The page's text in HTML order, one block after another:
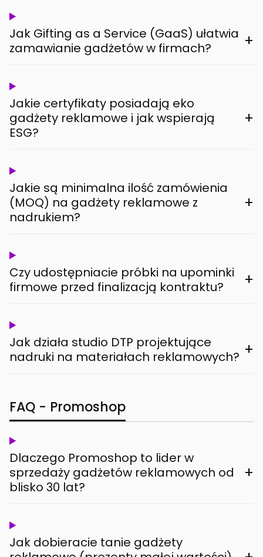
Jak Gifting as a Service (GaaS) ułatwia
zamawianie gadżetów w firmach?
+
Jakie certyfikaty posiadają eko
gadżety reklamowe i jak wspierają
ESG?
+
Jakie są minimalna ilość zamówienia
(MOQ) na gadżety reklamowe z
nadrukiem?
+
Czy udostępniacie próbki na upominki
firmowe przed finalizacją kontraktu?
+
Jak działa studio DTP projektujące
nadruki na materiałach reklamowych? +
FAQ - Promoshop
Dlaczego Promoshop to lider w
sprzedaży gadżetów reklamowych od
blisko 30 lat?
+
Jak dobieracie tanie gadżety